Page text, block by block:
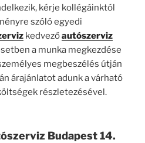
kérje kollégáinktól
szóló egyedi
kedvezőautószerviz
a munka megkezdése
megbeszélés útján
árajánlatot adunk a várható
részletezésével.
Budapest 14.